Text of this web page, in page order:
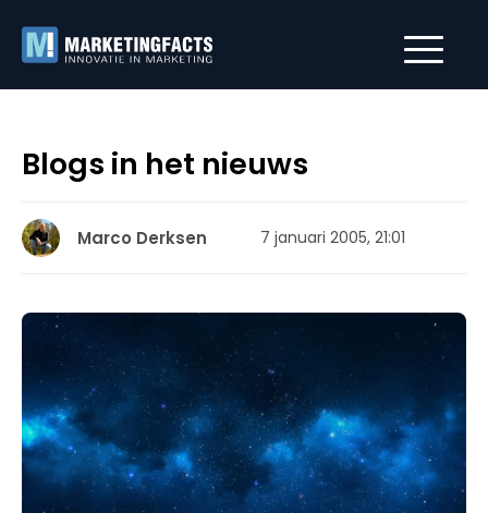
Blogs in het nieuws
Marco Derksen 7 januari 2005, 21:01